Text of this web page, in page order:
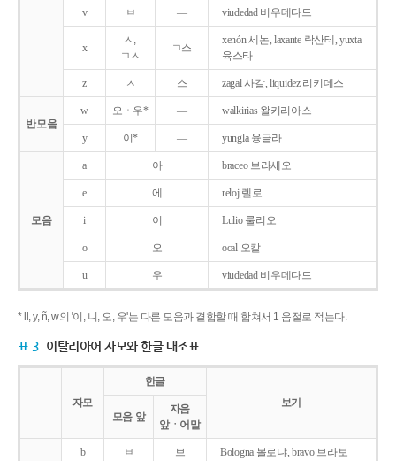
v ㅂ ― viudedad 비우데다드
x
ㅅ,
ㄱㅅ
ㄱ스
xenón 세논, laxante 락산테, yuxta
육스타
z ㅅ 스 zagal 사갈, liquidez 리키데스
반모음
w 오ㆍ우* ― walkirias 왈키리아스
y 이* ― yungla 융글라
모음
a 아 braceo 브라세오
e 에 reloj 렐로
i 이 Lulio 룰리오
o 오 ocal 오칼
u 우 viudedad 비우데다드
* ll, y, ñ, w의 '이, 니, 오, 우'는 다른 모음과 결합할 때 합쳐서 1 음절로 적는다.
표 3 이탈리아어 자모와 한글 대조표
자모
한글
보기
모음 앞
자음
앞ㆍ어말
b ㅂ 브 Bologna 볼로냐, bravo 브라보